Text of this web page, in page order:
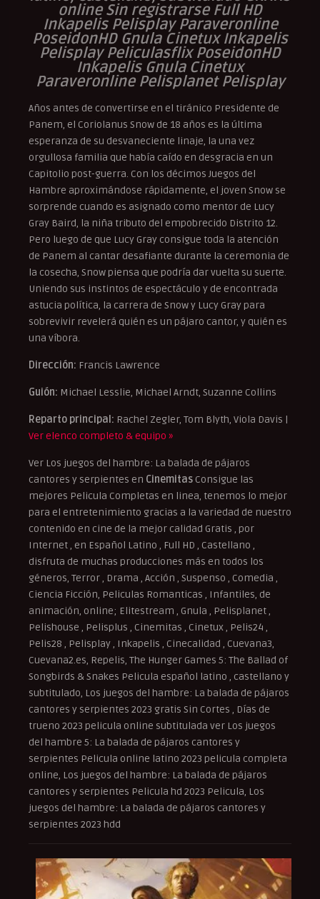
online Sin registrarse Full HD
Inkapelis Pelisplay Paraveronline
PoseidonHD Gnula Cinetux Inkapelis
Pelisplay Peliculasflix PoseidonHD
Inkapelis Gnula Cinetux
Paraveronline Pelisplanet Pelisplay
Años antes de convertirse en el tiránico Presidente de
Panem, el Coriolanus Snow de 18 años es la última
esperanza de su desvaneciente linaje, la una vez
orgullosa familia que había caído en desgracia en un
Capitolio post-guerra. Con los décimos Juegos del
Hambre aproximándose rápidamente, el joven Snow se
sorprende cuando es asignado como mentor de Lucy
Gray Baird, la niña tributo del empobrecido Distrito 12.
Pero luego de que Lucy Gray consigue toda la atención
de Panem al cantar desafiante durante la ceremonia de
la cosecha, Snow piensa que podría dar vuelta su suerte.
Uniendo sus instintos de espectáculo y de encontrada
astucia política, la carrera de Snow y Lucy Gray para
sobrevivir revelerá quién es un pájaro cantor, y quién es
una víbora.
Dirección: Francis Lawrence
Guión: Michael Lesslie, Michael Arndt, Suzanne Collins
Reparto principal: Rachel Zegler, Tom Blyth, Viola Davis |
Ver elenco completo & equipo »
Ver Los juegos del hambre: La balada de pájaros
cantores y serpientes en Cinemitas Consigue las
mejores Pelicula Completas en linea, tenemos lo mejor
para el entretenimiento gracias a la variedad de nuestro
contenido en cine de la mejor calidad Gratis , por
Internet , en Español Latino , Full HD , Castellano ,
disfruta de muchas producciones más en todos los
géneros, Terror , Drama , Acción , Suspenso , Comedia ,
Ciencia Ficción, Peliculas Romanticas , Infantiles, de
animación, online; Elitestream , Gnula , Pelisplanet ,
Pelishouse , Pelisplus , Cinemitas , Cinetux , Pelis24 ,
Pelis28 , Pelisplay , Inkapelis , Cinecalidad , Cuevana3,
Cuevana2.es, Repelis, The Hunger Games 5: The Ballad of
Songbirds & Snakes Pelicula español latino , castellano y
subtitulado, Los juegos del hambre: La balada de pájaros
cantores y serpientes 2023 gratis Sin Cortes , Días de
trueno 2023 pelicula online subtitulada ver Los juegos
del hambre 5: La balada de pájaros cantores y
serpientes Pelicula online latino 2023 pelicula completa
online, Los juegos del hambre: La balada de pájaros
cantores y serpientes Pelicula hd 2023 Pelicula, Los
juegos del hambre: La balada de pájaros cantores y
serpientes 2023 hdd